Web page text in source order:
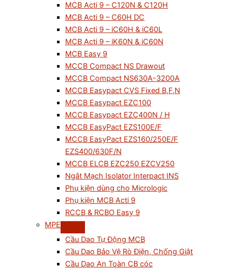
MCB Acti 9 – C120N & C120H
MCB Acti 9 – C60H DC
MCB Acti 9 – iC60H & iC60L
MCB Acti 9 – iK60N & iC60N
MCB Easy 9
MCCB Compact NS Drawout
MCCB Compact NS630A-3200A
MCCB Easypact CVS Fixed B,F,N
MCCB Easypact EZC100
MCCB Easypact EZC400N / H
MCCB EasyPact EZS100E/F
MCCB EasyPact EZS160/250E/F
EZS400/630F/N
MCCB ELCB EZC250 EZCV250
Ngắt Mạch Isolator Interpact INS
Phụ kiện dùng cho Micrologic
Phụ kiện MCB Acti 9
RCCB & RCBO Easy 9
MPE
Cầu Dao Tự Động MCB
Cầu Dao Bảo Vệ Rò Điện, Chống Giật
Cầu Dao An Toàn CB cóc